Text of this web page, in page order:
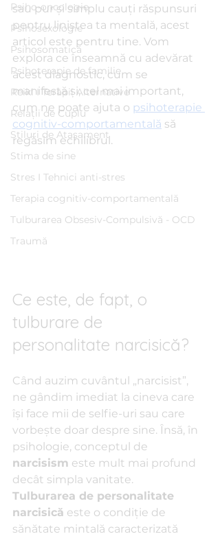
Psiho-oncologie
Psihosexologie
Psihosomatică
Psihoterapie de familie
Reiki I Terapii Alternative
Relații de Cuplu
Stiluri de Atașament
Stima de sine
Stres I Tehnici anti-stres
Terapia cognitiv-comportamentală
Tulburarea Obsesiv-Compulsivă - OCD
Traumă
sau pur și simplu cauți răspunsuri
pentru liniștea ta mentală, acest
articol este pentru tine. Vom
explora ce înseamnă cu adevărat
acest diagnostic, cum se
manifestă și, cel mai important,
cum ne poate ajuta o psihoterapie
cognitiv-comportamentală să
regăsim echilibrul.
Ce este, de fapt, o
tulburare de
personalitate narcisică?
Când auzim cuvântul „narcisist”,
ne gândim imediat la cineva care
își face mii de selfie-uri sau care
vorbește doar despre sine. Însă, în
psihologie, conceptul de
narcisism este mult mai profund
decât simpla vanitate.
Tulburarea de personalitate
narcisică este o condiție de
sănătate mintală caracterizată